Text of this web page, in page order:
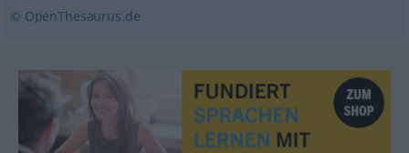
© OpenThesaurus.de